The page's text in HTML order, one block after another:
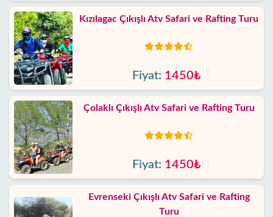
Kızılagac Çıkışlı Atv Safari ve Rafting Turu
Fiyat: 1450₺
Çolaklı Çıkışlı Atv Safari ve Rafting Turu
Fiyat: 1450₺
Evrenseki Çıkışlı Atv Safari ve Rafting
Turu